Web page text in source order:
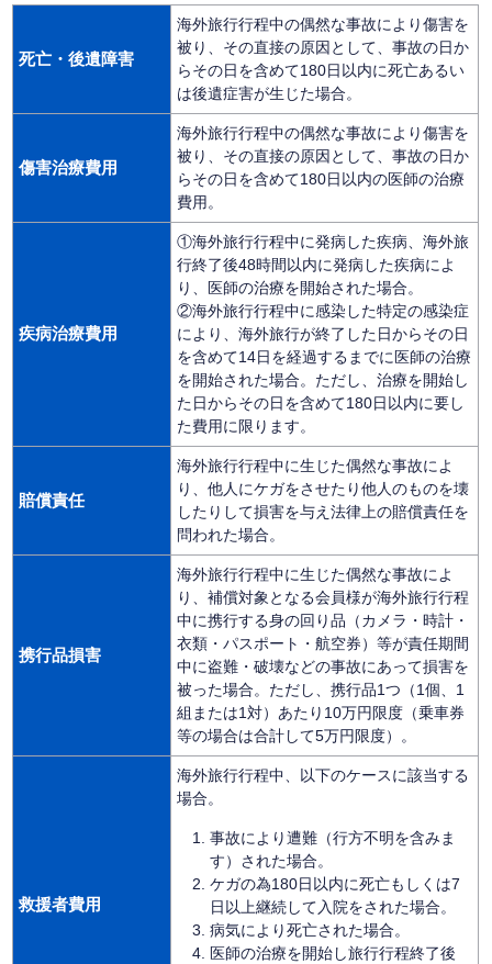
死亡・後遺障害
海外旅行行程中の偶然な事故により傷害を
被り、その直接の原因として、事故の日か
らその日を含めて180日以内に死亡あるい
は後遺症害が生じた場合。
傷害治療費用
海外旅行行程中の偶然な事故により傷害を
被り、その直接の原因として、事故の日か
らその日を含めて180日以内の医師の治療
費用。
疾病治療費用
①海外旅行行程中に発病した疾病、海外旅
行終了後48時間以内に発病した疾病によ
り、医師の治療を開始された場合。
②海外旅行行程中に感染した特定の感染症
により、海外旅行が終了した日からその日
を含めて14日を経過するまでに医師の治療
を開始された場合。ただし、治療を開始し
た日からその日を含めて180日以内に要し
た費用に限ります。
賠償責任
海外旅行行程中に生じた偶然な事故によ
り、他人にケガをさせたり他人のものを壊
したりして損害を与え法律上の賠償責任を
問われた場合。
携行品損害
海外旅行行程中に生じた偶然な事故によ
り、補償対象となる会員様が海外旅行行程
中に携行する身の回り品（カメラ・時計・
衣類・パスポート・航空券）等が責任期間
中に盗難・破壊などの事故にあって損害を
被った場合。ただし、携行品1つ（1個、1
組または1対）あたり10万円限度（乗車券
等の場合は合計して5万円限度）。
救援者費用
海外旅行行程中、以下のケースに該当する
場合。
事故により遭難（行方不明を含みま
す）された場合。
ケガの為180日以内に死亡もしくは7
日以上継続して入院をされた場合。
病気により死亡された場合。
医師の治療を開始し旅行行程終了後